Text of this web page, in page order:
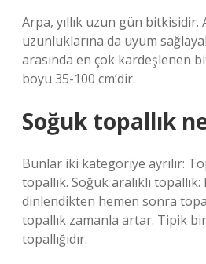
Arpa, yıllık uzun gün bitkisidir.
uzunluklarına da uyum
arasında en çok kardeşlenen
boyu 35-100 cm’dir.
Soğuk topallık
Bunlar iki kategoriye ayrılır:
topallık. Soğuk aralıklı
dinlendikten hemen sonra
topallık zamanla artar. Tipik
topallığıdır.